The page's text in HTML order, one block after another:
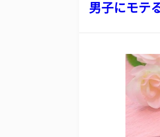
男子にモテ